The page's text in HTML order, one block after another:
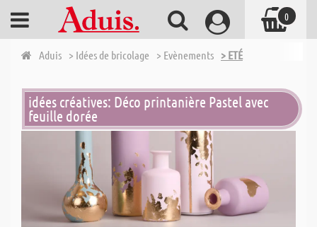
Aduis > Idées de bricolage > Evènements > ETÉ
idées créatives: Déco printanière Pastel avec
feuille dorée
0